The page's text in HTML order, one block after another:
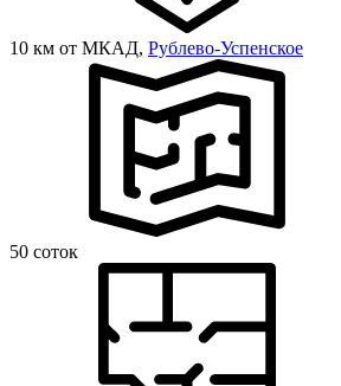
10 км от МКАД, Рублево-Успенское
50 соток